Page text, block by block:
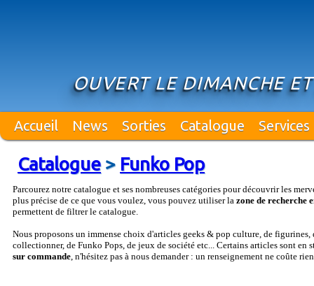
OUVERT LE DIMANCHE
Accueil News Sorties Catalogue Services
Catalogue> Funko Pop
Parcourez notre catalogue et ses nombreuses catégories pour découvrir les
plus précise de ce que vous voulez, vous pouvez utiliser la zone de recherche
permettent de filtrer le catalogue.
Nous proposons un immense choix d'articles geeks & pop culture, de figurines,
collectionner, de Funko Pops, de jeux de société etc... Certains articles sont en
sur commande, n'hésitez pas à nous demander : un renseignement ne coûte